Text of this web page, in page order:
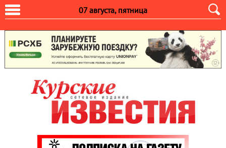
07 августа, пятница